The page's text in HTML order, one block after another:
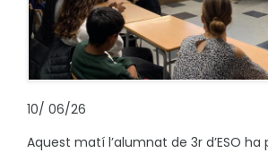
10/ 06/26
Aquest matí l’alumnat de 3r d’ESO